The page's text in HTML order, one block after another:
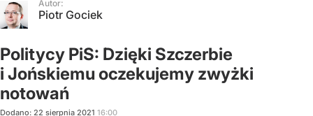
Autor:
Piotr Gociek
Politycy PiS: Dzięki Szczerbie
i Jońskiemu oczekujemy zwyżki
notowań
Dodano: 22 sierpnia 2021 16:00